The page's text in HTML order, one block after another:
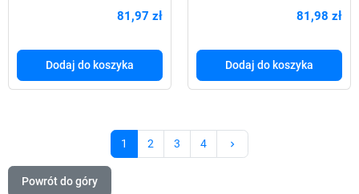
81,97 zł
Dodaj do koszyka
81,98 zł
Dodaj do koszyka
1 2 3 4 keyboard_arrow_right
Powrót do góry